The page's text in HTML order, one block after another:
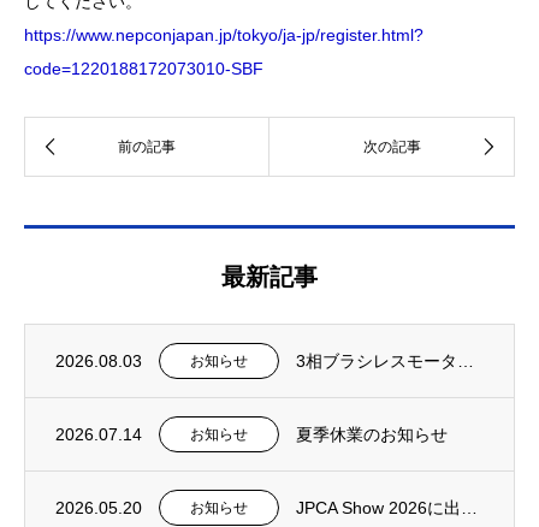
https://www.nepconjapan.jp/tokyo/ja-jp/register.html?
code=1220188172073010-SBF
最新記事
2026.08.03 お知らせ
2026.07.14 お知らせ 夏季休業のお知らせ
2026.05.20 お知らせ